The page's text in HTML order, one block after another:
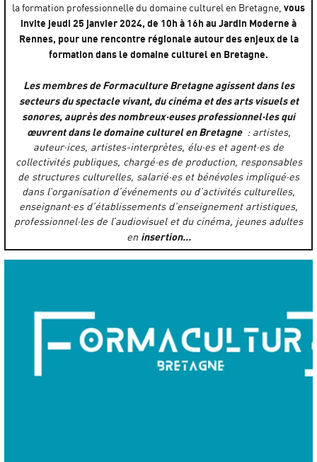
la formation professionnelle du domaine culturel en Bretagne, vous
invite jeudi 25 janvier 2024, de 10h à 16h au Jardin Moderne à
Rennes, pour une rencontre régionale autour des enjeux de la
formation dans le domaine culturel en Bretagne.
Les membres de Formaculture Bretagne agissent dans les
secteurs du spectacle vivant, du cinéma et des arts visuels et
sonores, auprès des nombreux·euses professionnel·les qui
œuvrent dans le domaine culturel en Bretagne : artistes,
auteur·ices, artistes-interprètes, élu·es et agent·es de
collectivités publiques, chargé·es de production, responsables
de structures culturelles, salarié·es et bénévoles impliqué·es
dans l’organisation d’événements ou d’activités culturelles,
enseignant·es d’établissements d’enseignement artistiques,
professionnel·les de l’audiovisuel et du cinéma, jeunes adultes
en insertion…